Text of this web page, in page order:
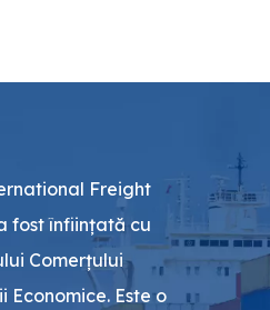
Freight
fost înființată cu
Comerțului
Economice. Este o